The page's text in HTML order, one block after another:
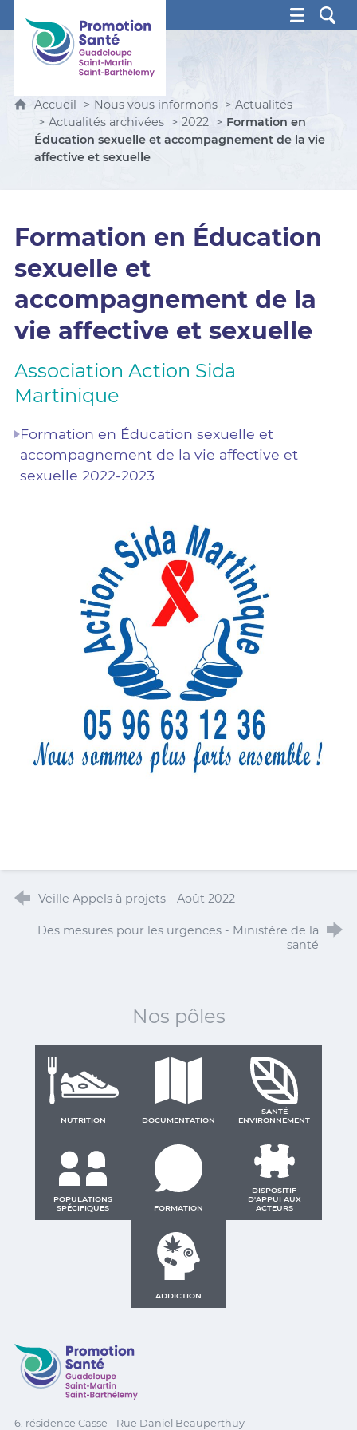
Promotion Santé Guadeloupe, Saint-Martin, Saint
Accueil Nous vous informons
Actualités
Actualités archivées
2022
Formation en
Éducation sexuelle et accompagnement de la vie
affective et sexuelle
Formation en Éducation
sexuelle et
accompagnement de la
vie affective et sexuelle
Association Action Sida
Martinique
Formation en Éducation sexuelle et
accompagnement de la vie affective et
sexuelle 2022-2023
Veille Appels à projets - Août 2022
Des mesures pour les urgences - Ministère de la
santé
Nos pôles
NUTRITION DOCUMENTATION
SANTÉ
ENVIRONNEMENT
POPULATIONS
SPÉCIFIQUES
FORMATION
DISPOSITIF
D'APPUI AUX
ACTEURS
ADDICTION
Promotion Santé Guadeloupe, Saint-Martin, Saint
6, résidence Casse - Rue Daniel Beauperthuy